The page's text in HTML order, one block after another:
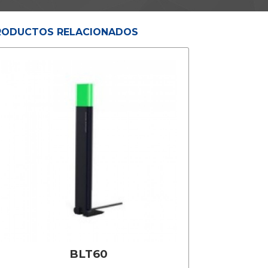
RELACIONADOS
BLT60